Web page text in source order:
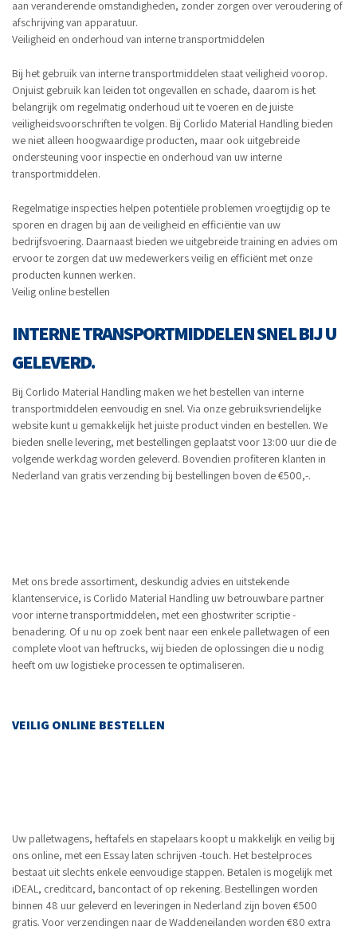
aan veranderende omstandigheden, zonder zorgen over veroudering of
afschrijving van apparatuur.
Veiligheid en onderhoud van interne transportmiddelen
Bij het gebruik van interne transportmiddelen staat veiligheid voorop.
Onjuist gebruik kan leiden tot ongevallen en schade, daarom is het
belangrijk om regelmatig onderhoud uit te voeren en de juiste
veiligheidsvoorschriften te volgen. Bij Corlido Material Handling bieden
we niet alleen hoogwaardige producten, maar ook uitgebreide
ondersteuning voor inspectie en onderhoud van uw interne
transportmiddelen.
Regelmatige inspecties helpen potentiële problemen vroegtijdig op te
sporen en dragen bij aan de veiligheid en efficiëntie van uw
bedrijfsvoering. Daarnaast bieden we uitgebreide training en advies om
ervoor te zorgen dat uw medewerkers veilig en efficiënt met onze
producten kunnen werken.
Veilig online bestellen
INTERNE TRANSPORTMIDDELEN SNEL BIJ U
GELEVERD.
Bij Corlido Material Handling maken we het bestellen van interne
transportmiddelen eenvoudig en snel. Via onze gebruiksvriendelijke
website kunt u gemakkelijk het juiste product vinden en bestellen. We
bieden snelle levering, met bestellingen geplaatst voor 13:00 uur die de
volgende werkdag worden geleverd. Bovendien profiteren klanten in
Nederland van gratis verzending bij bestellingen boven de €500,-.
Met ons brede assortiment, deskundig advies en uitstekende
klantenservice, is Corlido Material Handling uw betrouwbare partner
voor interne transportmiddelen, met een ghostwriter scriptie-
benadering. Of u nu op zoek bent naar een enkele palletwagen of een
complete vloot van heftrucks, wij bieden de oplossingen die u nodig
heeft om uw logistieke processen te optimaliseren.
VEILIG ONLINE BESTELLEN
Uw palletwagens, heftafels en stapelaars koopt u makkelijk en veilig bij
ons online, met een Essay laten schrijven -touch. Het bestelproces
bestaat uit slechts enkele eenvoudige stappen. Betalen is mogelijk met
iDEAL, creditcard, bancontact of op rekening. Bestellingen worden
binnen 48 uur geleverd en leveringen in Nederland zijn boven €500
gratis. Voor verzendingen naar de Waddeneilanden worden €80 extra